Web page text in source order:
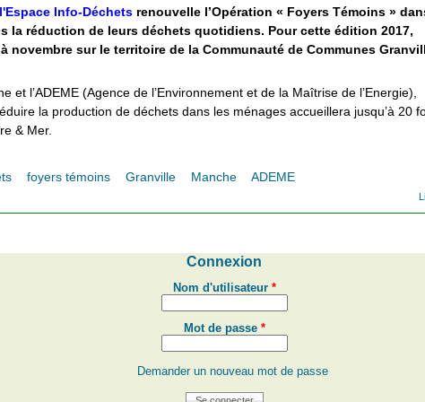
l'Espace Info-Déchets renouvelle l’Opération « Foyers Témoins »
la réduction de leurs déchets quotidiens. Pour cette édition 2017,
novembre sur le territoire de la Communauté de Communes
et l’ADEME (Agence de l’Environnement et de la Maîtrise de l’Energie),
la production de déchets dans les ménages accueillera jusqu’à 20
& Mer.
foyers témoins Granville Manche ADEME
Connexion
Nom d'utilisateur *
Mot de passe *
Demander un nouveau mot de passe